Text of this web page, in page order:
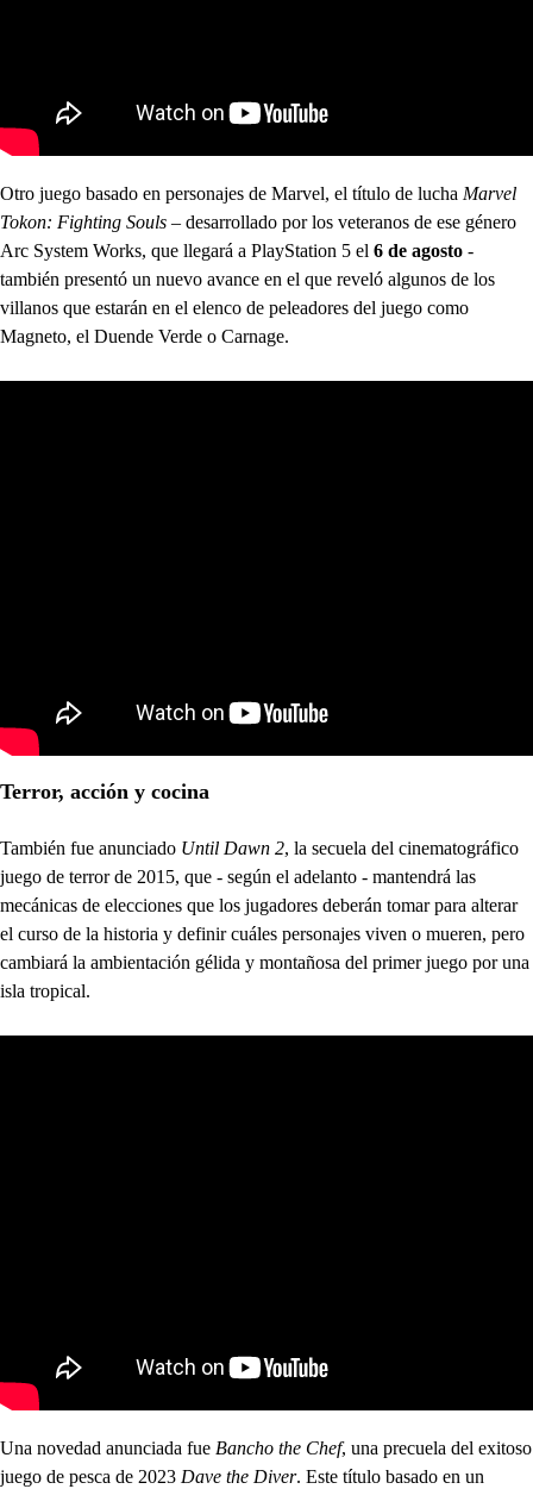
Otro juego basado en personajes de Marvel, el título de lucha Marvel
Tokon: Fighting Souls – desarrollado por los veteranos de ese género
Arc System Works, que llegará a PlayStation 5 el 6 de agosto -
también presentó un nuevo avance en el que reveló algunos de los
villanos que estarán en el elenco de peleadores del juego como
Magneto, el Duende Verde o Carnage.
Terror, acción y cocina
También fue anunciado Until Dawn 2, la secuela del cinematográfico
juego de terror de 2015, que - según el adelanto - mantendrá las
mecánicas de elecciones que los jugadores deberán tomar para alterar
el curso de la historia y definir cuáles personajes viven o mueren, pero
cambiará la ambientación gélida y montañosa del primer juego por una
isla tropical.
Una novedad anunciada fue Bancho the Chef, una precuela del exitoso
juego de pesca de 2023 Dave the Diver. Este título basado en un